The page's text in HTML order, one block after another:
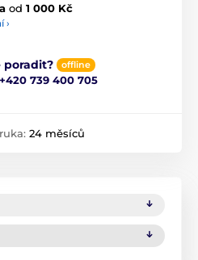
od 1 000 Kč
›
poradit? offline
+420 739 400 705
24 měsíců